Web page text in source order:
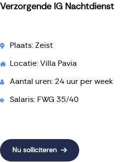
Verzorgende IG Nachtdienst
Plaats: Zeist
Locatie: Villa Pavia
Aantal uren: 24 uur per week
Salaris: FWG 35/40
Nu solliciteren